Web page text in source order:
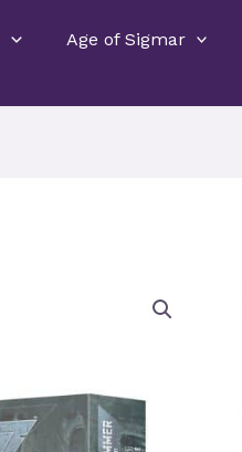
Age of Sigmar